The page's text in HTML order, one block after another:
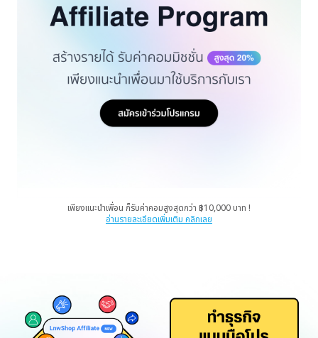
เพียงแนะนำเพื่อน ก็รับค่าคอมสูงสุดกว่า ฿10,000 บาท !
อ่านรายละเอียดเพิ่มเติม คลิกเลย